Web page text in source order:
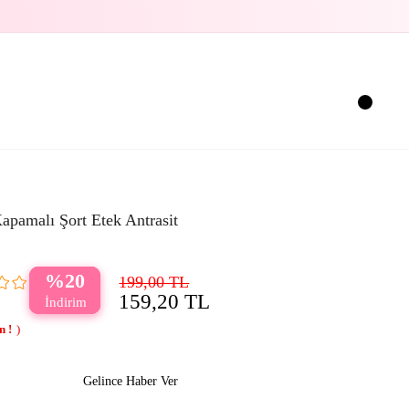
Şort Etek Antrasit
20 199,00 TL
159,20 TL
Gelince Haber Ver